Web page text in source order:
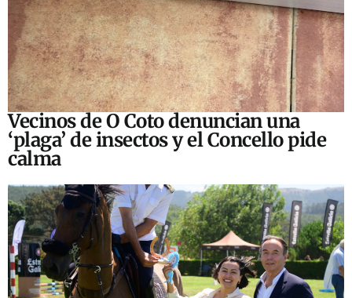
Vecinos de O Coto denuncian una
‘plaga’ de insectos y el Concello pide
calma